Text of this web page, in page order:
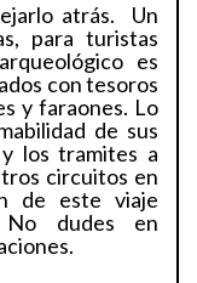
atrás. Un
para turistas
es
con tesoros
y faraones. Lo
de sus
los tramites a
circuitos en
de este viaje
No dudes en